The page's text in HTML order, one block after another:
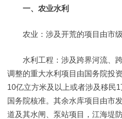
一、农业水利
农业：涉及开荒的项目由市级
水利工程：涉及跨界河流、跨
调整的重大水利项目由国务院投
10亿立方米及以上或者涉及移民
国务院核准。其余水库项目由市
道及其水闸、泵站项目，江海堤